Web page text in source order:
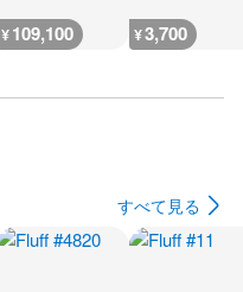
¥109,100 ¥3,700
すべて見る